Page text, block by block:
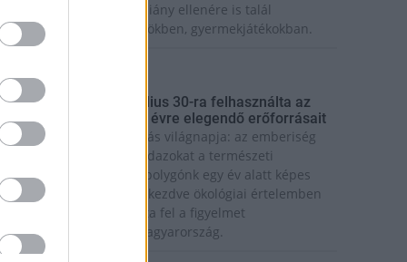
ázsiai tigrisszúnyog a vízhiány ellenére is talál
helyet a vödrökben, gyermekjátékokban.
Országos hírek
Túlfogyasztás napja - július 30-ra felhasználta az
emberiség a Föld egész évre elegendő erőforrásait
van idén a túlfogyasztás világnapja: az emberiség
eddigre használta fel mindazokat a természeti
erőforrásokat, amelyeket bolygónk egy év alatt képes
Ettől a naptól kezdve ökológiai értelemben
már „hitelből élünk” – hívta fel a figyelmet
közleményében a WWF Magyarország.